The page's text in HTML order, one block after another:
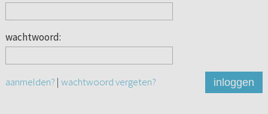
wachtwoord:
aanmelden? | wachtwoord vergeten? inloggen